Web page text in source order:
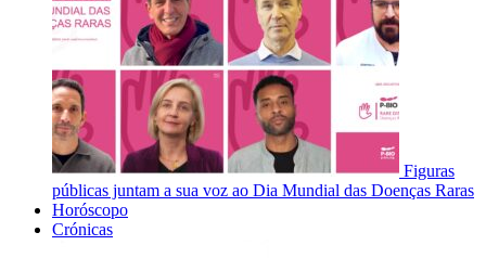
Figuras
públicas juntam a sua voz ao Dia Mundial das Doenças Raras
Horóscopo
Crónicas